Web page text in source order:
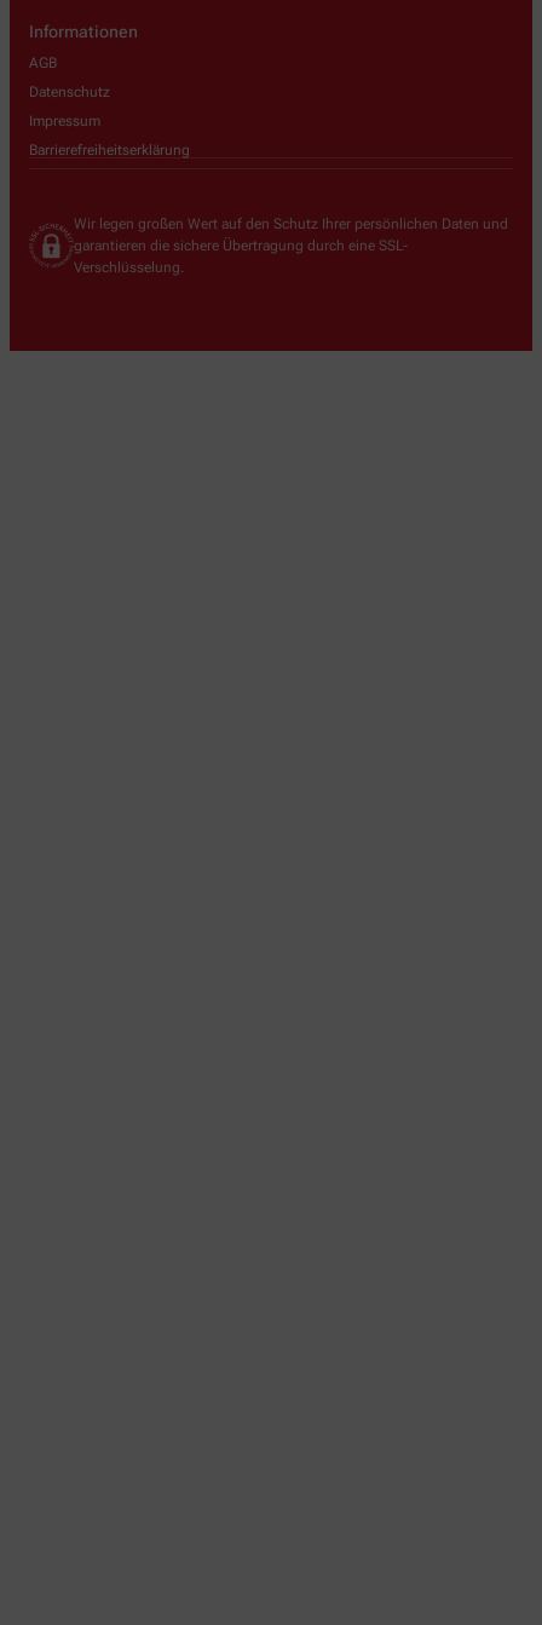
Informationen
AGB
Datenschutz
Impressum
Barrierefreiheitserklärung
Wir legen großen Wert auf den Schutz Ihrer persönlichen Daten und
garantieren die sichere Übertragung durch eine SSL-
Verschlüsselung.